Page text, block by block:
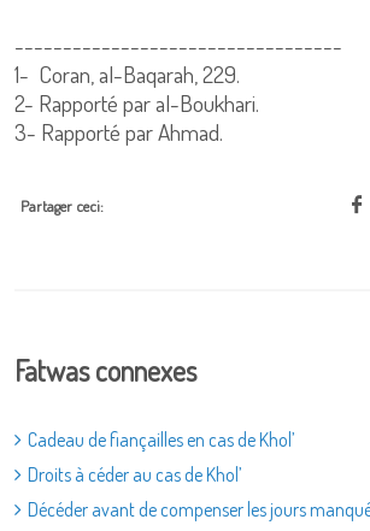
----------------------------------
1- Coran, al-Baqarah, 229.
2- Rapporté par al-Boukhari.
3- Rapporté par Ahmad.
Partager ceci:
Fatwas connexes
Cadeau de fiançailles en cas de Khol’
Droits à céder au cas de Khol’
Décéder avant de compenser les jours